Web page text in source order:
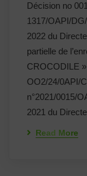
Décision no
1317/OAPI/
2022 du
partielle de
CROCODILE
OO2/24/0API/
n°2021/0015/
2021 du
Read More